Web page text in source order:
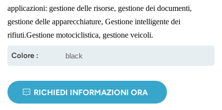
แบบไทย
Tiếng Việt
norsk
applicazioni: gestione delle risorse, gestione dei documenti,
gestione delle apparecchiature, Gestione intelligente dei
rifiuti.Gestione motociclistica, gestione veicoli.
Colore : black
RICHIEDI INFORMAZIONI ORA